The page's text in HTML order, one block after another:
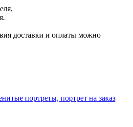
доставки и оплаты можно